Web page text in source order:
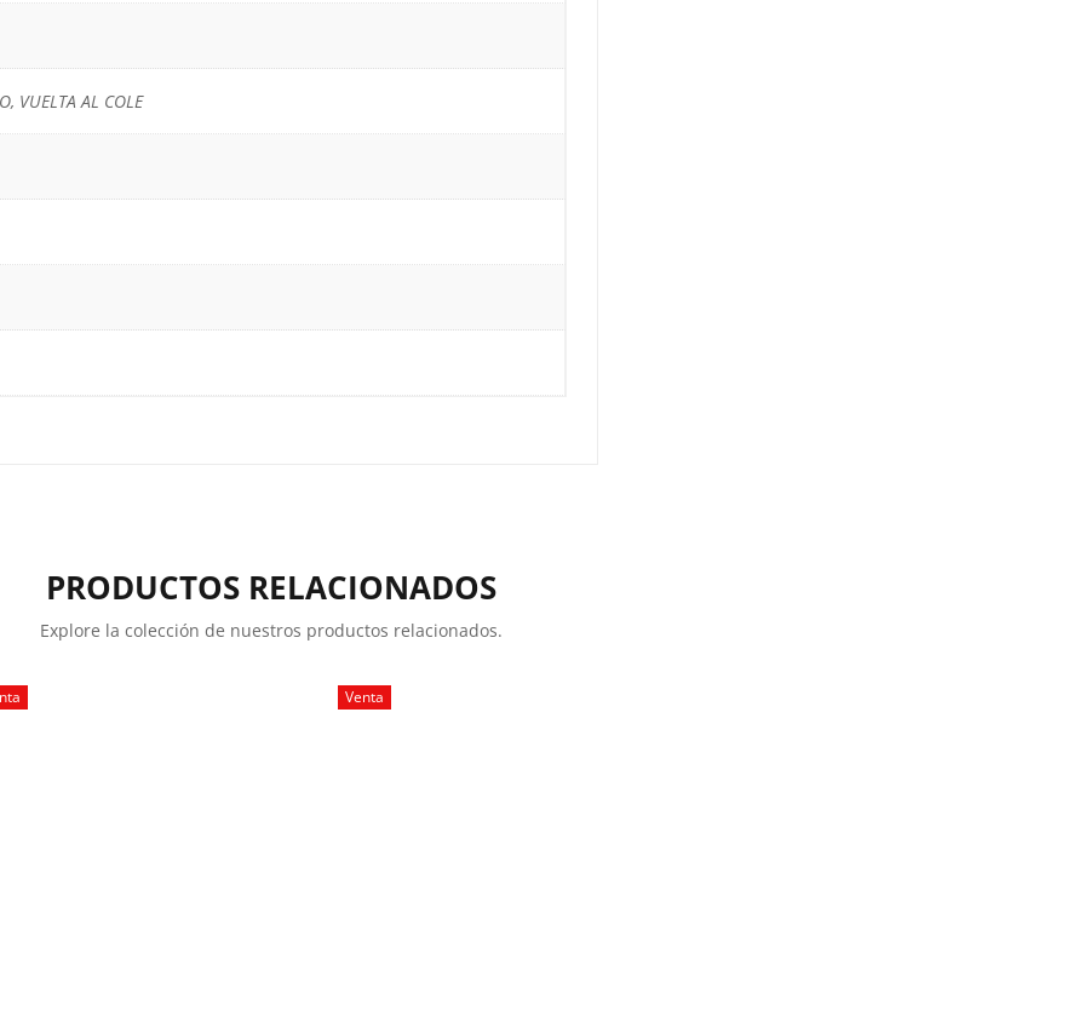
VUELTA AL COLE
PRODUCTOS RELACIONADOS
Explore la colección de nuestros productos relacionados.
Venta